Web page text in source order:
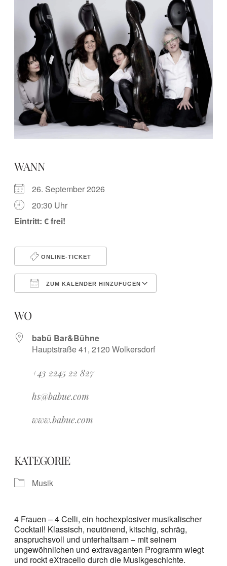
WANN
26. September 2026
20:30 Uhr
Eintritt: € frei!
ONLINE-TICKET
ZUM KALENDER HINZUFÜGEN
WO
babü Bar&Bühne
Hauptstraße 41, 2120 Wolkersdorf
+43 2245 22 827
hs@babue.com
www.babue.com
KATEGORIE
Musik
4 Frauen – 4 Celli, ein hochexplosiver musikalischer
Cocktail! Klassisch, neutönend, kitschig, schräg,
anspruchsvoll und unterhaltsam – mit seinem
ungewöhnlichen und extravaganten Programm wiegt
und rockt eXtracello durch die Musikgeschichte.